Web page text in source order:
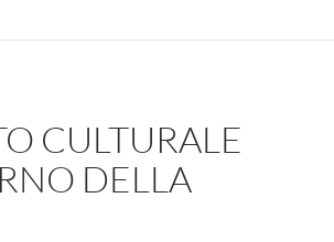
CULTURALE
DELLA